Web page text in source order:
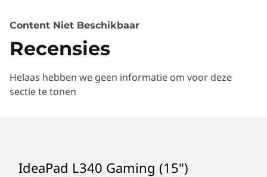
Content Niet Beschikbaar
Recensies
Helaas hebben we geen informatie om voor deze
sectie te tonen
IdeaPad L340 Gaming (15")